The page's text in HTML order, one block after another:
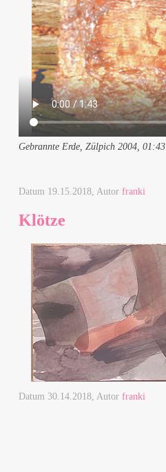
Gebrannte Erde, Zülpich 2004, 01:43
Datum 19.15.2018, Autorfranki
Klötze
Datum30.14.2018 , Autorfranki